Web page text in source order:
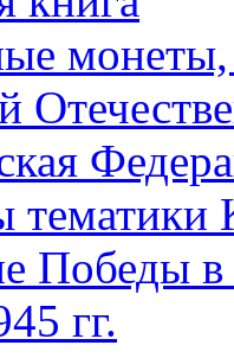
тематики
Победы
гг.